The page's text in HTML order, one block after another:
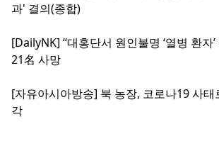
과' 결의(종합)
[DailyNK] “대홍단서 원인불명 ‘열병 환자
21名 사망
[자유아시아방송] 북 농장, 코로나19 사태
각